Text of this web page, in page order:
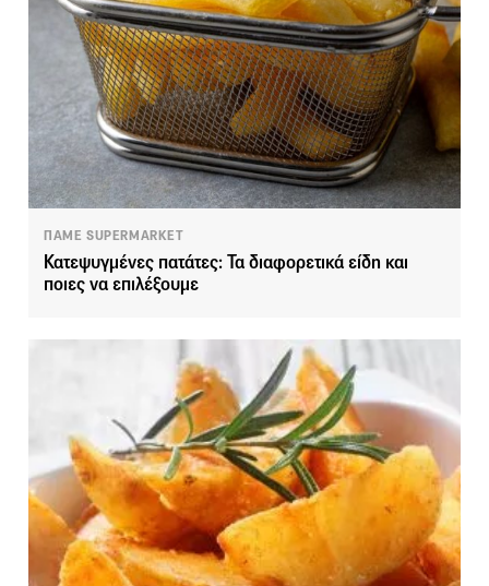
ΠΑΜΕ SUPERMARKET
Κατεψυγμένες πατάτες: Τα διαφορετικά είδη και
ποιες να επιλέξουμε